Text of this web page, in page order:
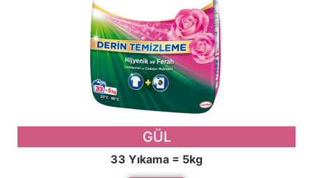
GÜL
33 Yıkama = 5kg